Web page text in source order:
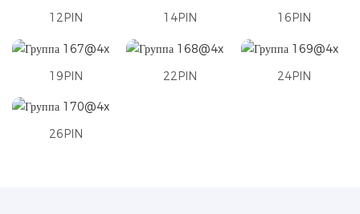
12PIN 14PIN 16PIN
19PIN 22PIN 24PIN
26PIN